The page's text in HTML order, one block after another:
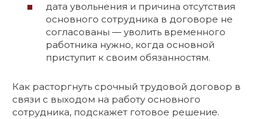
дата увольнения и причина отсутствия
основного сотрудника в договоре не
согласованы — уволить временного
работника нужно, когда основной
приступит к своим обязанностям.
Как расторгнуть срочный трудовой договор в
связи с выходом на работу основного
сотрудника, подскажет готовое решение.